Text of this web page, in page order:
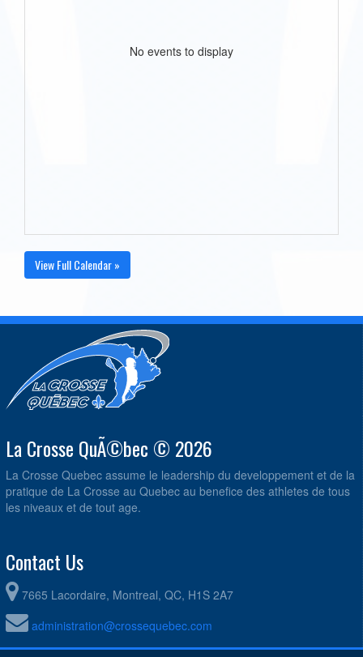
No events to display
View Full Calendar »
La Crosse QuÃ©bec © 2026
La Crosse Quebec assume le leadership du developpement et de la
pratique de La Crosse au Quebec au benefice des athletes de tous
les niveaux et de tout age.
Contact Us
7665 Lacordaire, Montreal, QC, H1S 2A7
administration@crossequebec.com